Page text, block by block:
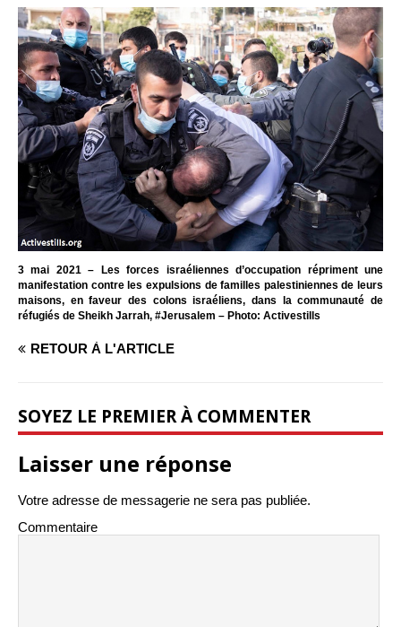
3 mai 2021 – Les forces israéliennes d’occupation répriment une
manifestation contre les expulsions de familles palestiniennes de leurs
maisons, en faveur des colons israéliens, dans la communauté de
réfugiés de Sheikh Jarrah, #Jerusalem – Photo: Activestills
RETOUR À L'ARTICLE
SOYEZ LE PREMIER À COMMENTER
Laisser une réponse
Votre adresse de messagerie ne sera pas publiée.
Commentaire